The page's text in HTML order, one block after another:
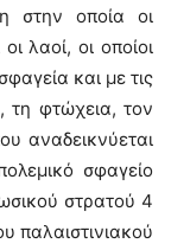
στην οποία οι
λαοί, οι οποίοι
και με τις
τη φτώχεια, τον
αναδεικνύεται
σφαγείο
στρατού 4
παλαιστινιακού